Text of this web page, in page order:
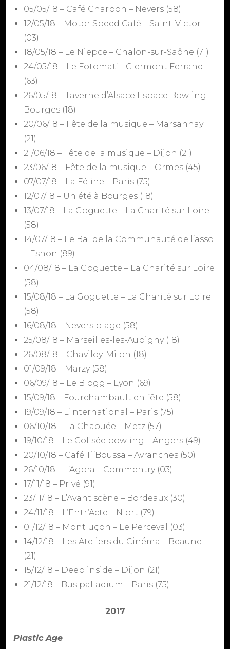
05/05/18 – Café Charbon – Nevers (58)
12/05/18 – Motor Speed Café – Saint-Victor
(03)
18/05/18 – Le Niepce – Chalon-sur-Saône (71)
24/05/18 – Le Fotomat’ – Clermont Ferrand
(63)
26/05/18 – Taverne d’Alsace Espace Bowling –
Bourges (18)
20/06/18 – Fête de la musique – Marsannay
(21)
21/06/18 – Fête de la musique – Dijon (21)
23/06/18 – Fête de la musique – Ormes (45)
07/07/18 – La Féline – Paris (75)
12/07/18 – Un été à Bourges (18)
13/07/18 – La Goguette – La Charité sur Loire
(58)
14/07/18 – Le Bal de la Communauté de l’asso
– Esnon (89)
04/08/18 – La Goguette – La Charité sur Loire
(58)
15/08/18 – La Goguette – La Charité sur Loire
(58)
16/08/18 – Nevers plage (58)
25/08/18 – Marseilles-les-Aubigny (18)
26/08/18 – Chaviloy-Milon (18)
01/09/18 – Marzy (58)
06/09/18 – Le Blogg – Lyon (69)
15/09/18 – Fourchambault en fête (58)
19/09/18 – L’International – Paris (75)
06/10/18 – La Chaouée – Metz (57)
19/10/18 – Le Colisée bowling – Angers (49)
20/10/18 – Café Ti’Boussa – Avranches (50)
26/10/18 – L’Agora – Commentry (03)
17/11/18 – Privé (91)
23/11/18 – L’Avant scène – Bordeaux (30)
24/11/18 – L’Entr’Acte – Niort (79)
01/12/18 – Montluçon – Le Perceval (03)
14/12/18 – Les Ateliers du Cinéma – Beaune
(21)
15/12/18 – Deep inside – Dijon (21)
21/12/18 – Bus palladium – Paris (75)
2017
Plastic Age